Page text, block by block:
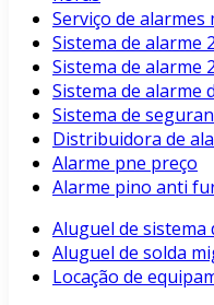
Serviço de
Sistema de alarme
Sistema de alarme
Sistema de alarme
Sistema de
Distribuidora de
Alarme pne preço
Alarme pino anti
Aluguel de sistema
Aluguel de solda
Locação de